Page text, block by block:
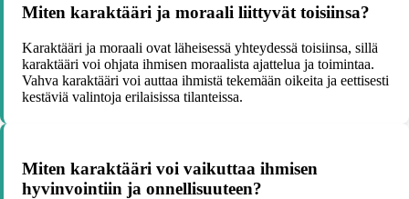
Miten karaktääri ja moraali liittyvät toisiinsa?
Karaktääri ja moraali ovat läheisessä yhteydessä toisiinsa, sillä
karaktääri voi ohjata ihmisen moraalista ajattelua ja toimintaa.
Vahva karaktääri voi auttaa ihmistä tekemään oikeita ja eettisesti
kestäviä valintoja erilaisissa tilanteissa.
Miten karaktääri voi vaikuttaa ihmisen
hyvinvointiin ja onnellisuuteen?